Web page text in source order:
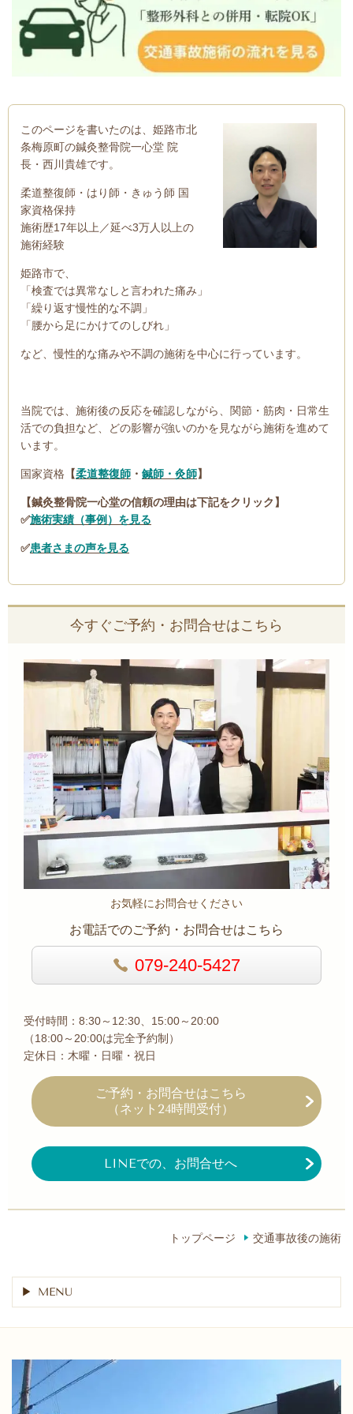
このページを書いたのは、姫路市北
条梅原町の鍼灸整骨院一心堂 院
長・西川貴雄です。
柔道整復師・はり師・きゅう師 国
家資格保持
施術歴17年以上／延べ3万人以上の
施術経験
姫路市で、
「検査では異常なしと言われた痛み」
「繰り返す慢性的な不調」
「腰から足にかけてのしびれ」
など、慢性的な痛みや不調の施術を中心に行っています。
当院では、施術後の反応を確認しながら、関節・筋肉・日常生
活での負担など、どの影響が強いのかを見ながら施術を進めて
います。
国家資格 【柔道整復師 ・ 鍼師・灸師】
【鍼灸整骨院一心堂の信頼の理由は下記をクリック】
✅施術実績（事例）を見る
✅患者さまの声を見る
今すぐご予約・お問合せはこちら
お気軽にお問合せください
お電話でのご予約・お問合せはこちら
079-240-5427
受付時間：8:30～12:30、15:00～20:00
（18:00～20:00は完全予約制）
定休日：木曜・日曜・祝日
ご予約・お問合せはこちら
（ネット24時間受付）
LINEでの、お問合せへ
トップページ 交通事故後の施術
MENU